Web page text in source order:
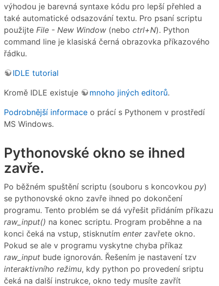
výhodou je barevná syntaxe kódu pro lepší přehled a
také automatické odsazování textu. Pro psaní scriptu
použijte File - New Window (nebo ctrl+N). Python
command line je klasiská černá obrazovka příkazového
řádku.
IDLE tutorial
Kromě IDLE existuje
mnoho jiných editorů.
Podrobnější informace o prácí s Pythonem v prostředí
MS Windows.
Pythonovské okno se ihned
zavře.
Po běžném spuštění scriptu (souboru s koncovkou py)
se pythonovské okno zavře ihned po dokončení
programu. Tento problém se dá vyřešit přidáním příkazu
raw_input() na konec scriptu. Program proběhne a na
konci čeká na vstup, stisknutím enterzavřete okno.
Pokud se ale v programu vyskytne chyba příkaz
raw_input bude ignorován. Řešením je nastavení tzv
interaktivního režimu, kdy python po provedení sriptu
čeká na další instrukce, okno tedy musíte zavřít